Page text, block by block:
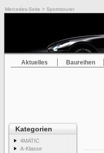
Mercedes-Seite > Sportstourer
Aktuelles Baureihen
Kategorien
4MATIC
A-Klasse